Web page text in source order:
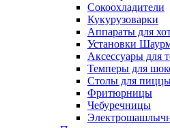
Сокоохладители
Кукурузоварки
Аппараты для
Установки
Аксессуары для
Темперы для
Столы для
Фритюрницы
Чебуречницы